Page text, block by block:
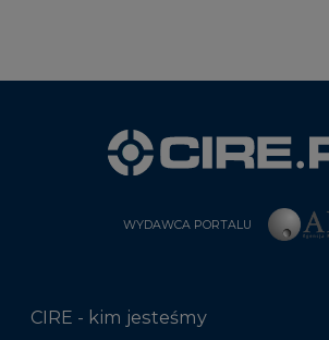
WYDAWCA PORTALU
CIRE - kim jesteśmy